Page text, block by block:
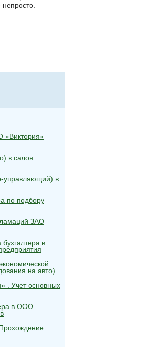
«Виктория»
в салон
управляющий) в
по подбору
ЗАО
бухгалтера в
на авто)
. Учет основных
в ООО